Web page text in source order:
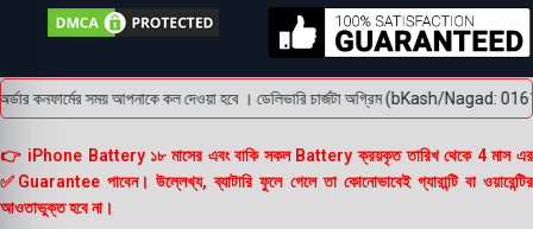
কনফার্মের সময় আপনাকে কল দেওয়া হবে । ডেলিভারি চার্জটা অগ্রিম (bKash/Nagad:
👉 iPhone Battery ১৮ মাসের এবং বাকি সকল Battery ক্রয়কৃত তারিখ থেকে 4 মাস এর
✅Guarantee পাবেন। উল্লেখ্য, ব্যাটারি ফুলে গেলে তা কোনোভাবেই গ্যারান্টি বা ওয়ারেন্টির
আওতাভুক্ত হবে না।